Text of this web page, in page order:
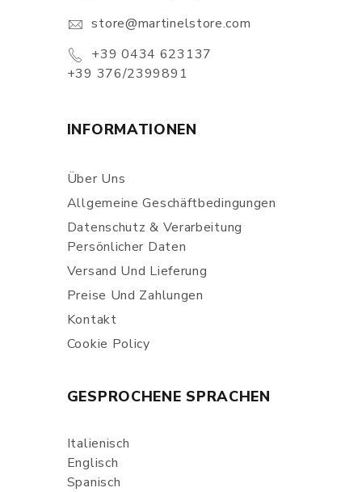
store@martinelstore.com
+39 0434 623137
+39 376/2399891
INFORMATIONEN
Über Uns
Allgemeine Geschäftbedingungen
Datenschutz & Verarbeitung
Persönlicher Daten
Versand Und Lieferung
Preise Und Zahlungen
Kontakt
Cookie Policy
GESPROCHENE SPRACHEN
Italienisch
Englisch
Spanisch